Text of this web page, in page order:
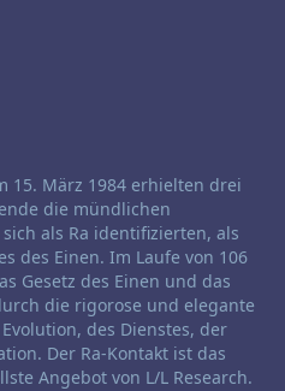
15. März 1984 erhielten drei
die mündlichen
als Ra identifizierten, als
des Einen. Im Laufe von 106
Gesetz des Einen und das
die rigorose und elegante
des Dienstes, der
Der Ra-Kontakt ist das
Angebot von L/L Research.